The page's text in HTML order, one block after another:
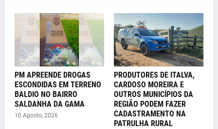
PM APREENDE DROGAS
ESCONDIDAS EM TERRENO
BALDIO NO BAIRRO
SALDANHA DA GAMA
10 Agosto, 2026
PRODUTORES DE ITALVA,
CARDOSO MOREIRA E
OUTROS MUNICÍPIOS DA
REGIÃO PODEM FAZER
CADASTRAMENTO NA
PATRULHA RURAL